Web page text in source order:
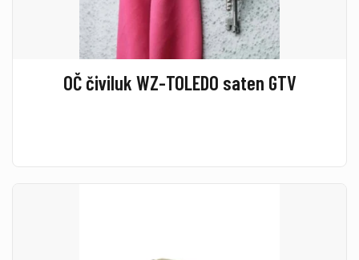
OČ čiviluk WZ-TOLEDO saten GTV